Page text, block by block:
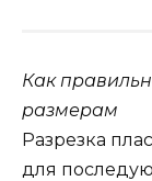
Как
размерам
Разрезка
для